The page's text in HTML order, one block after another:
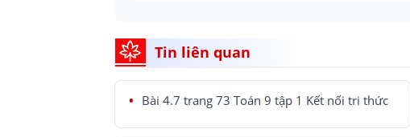
Tin liên quan
Bài 4.7 trang 73 Toán 9 tập 1 Kết nối tri thức